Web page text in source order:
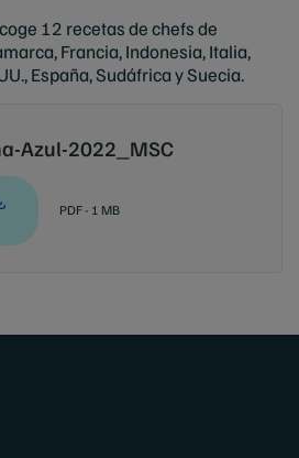
12 recetas de chefs de
Francia, Indonesia, Italia,
España, Sudáfrica y Suecia.
Azul-2022_MSC
PDF - 1 MB